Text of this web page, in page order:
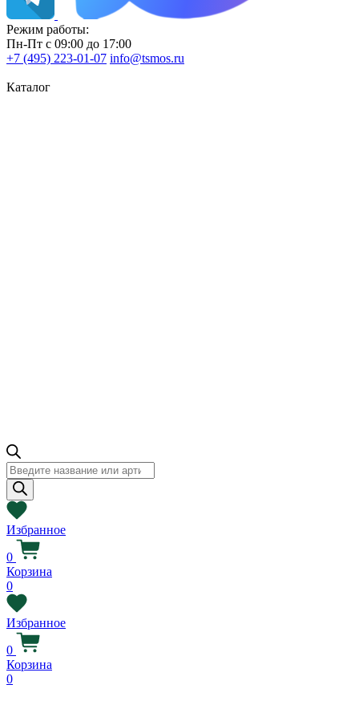
Режим работы:
Пн-Пт с 09:00 до 17:00
+7 (495) 223-01-07 info@tsmos.ru
Каталог
Поиск
товаров
Избранное
0
Корзина
0
Избранное
0
Корзина
0